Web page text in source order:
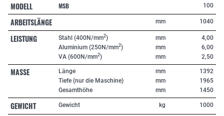
MODELL MSB 100
ARBEITSLÄNGE mm 1040
LEISTUNG Stahl (400N/mm2)
Aluminium (250N/mm2)
VA (600N/mm2)
mm
mm
mm
4,00
6,00
2,50
MASSE
Länge
Tiefe (nur die Maschine)
Gesamthöhe
mm
mm
mm
1392
1965
1450
GEWICHT Gewicht kg 1000